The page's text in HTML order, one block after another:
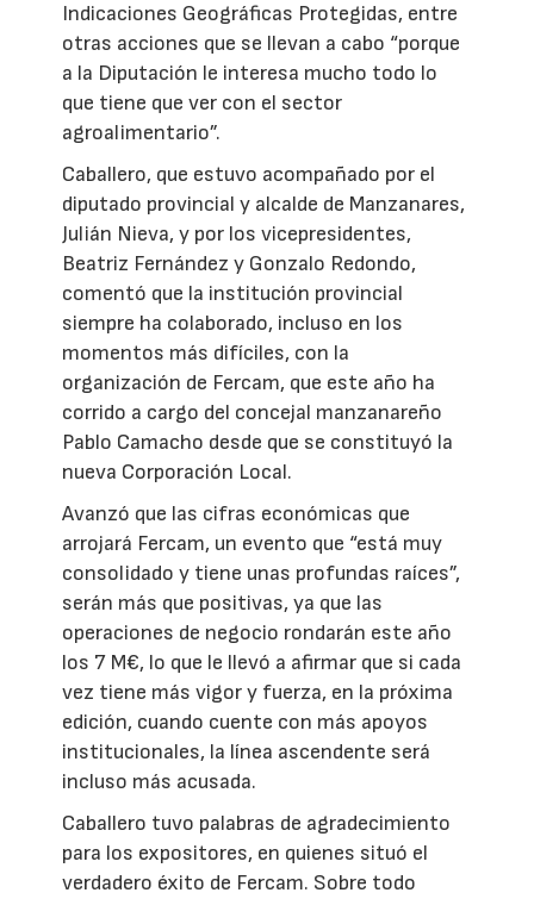
Indicaciones Geográficas Protegidas, entre
otras acciones que se llevan a cabo “porque
a la Diputación le interesa mucho todo lo
que tiene que ver con el sector
agroalimentario”.
Caballero, que estuvo acompañado por el
diputado provincial y alcalde de Manzanares,
Julián Nieva, y por los vicepresidentes,
Beatriz Fernández y Gonzalo Redondo,
comentó que la institución provincial
siempre ha colaborado, incluso en los
momentos más difíciles, con la
organización de Fercam, que este año ha
corrido a cargo del concejal manzanareño
Pablo Camacho desde que se constituyó la
nueva Corporación Local.
Avanzó que las cifras económicas que
arrojará Fercam, un evento que “está muy
consolidado y tiene unas profundas raíces”,
serán más que positivas, ya que las
operaciones de negocio rondarán este año
los 7 M€, lo que le llevó a afirmar que si cada
vez tiene más vigor y fuerza, en la próxima
edición, cuando cuente con más apoyos
institucionales, la línea ascendente será
incluso más acusada.
Caballero tuvo palabras de agradecimiento
para los expositores, en quienes situó el
verdadero éxito de Fercam. Sobre todo